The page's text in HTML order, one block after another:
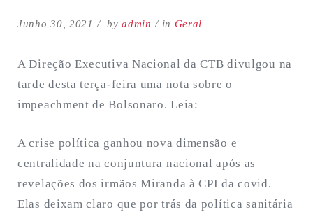
Search
for:
Junho 30, 2021 byadmin in Geral
A Direção Executiva Nacional da CTB divulgou na
tarde desta terça-feira uma nota sobre o
impeachment de Bolsonaro. Leia:
A crise política ganhou nova dimensão e
centralidade na conjuntura nacional após as
revelações dos irmãos Miranda à CPI da covid.
Elas deixam claro que por trás da política sanitária